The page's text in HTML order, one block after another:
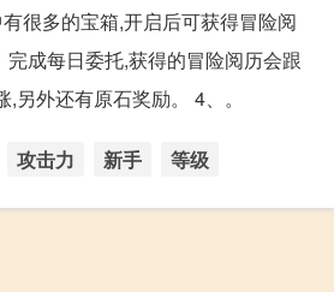
很多的宝箱,开启后可获得冒险阅
成每日委托,获得的冒险阅历会跟
另外还有原石奖励。 4、。
攻击力 新手 等级